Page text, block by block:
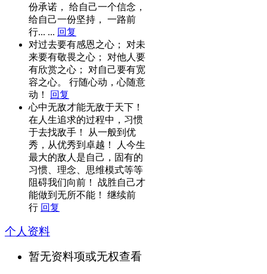
份承诺， 给自己一个信念，
给自己一份坚持， 一路前
行... ... 回复
对过去要有感恩之心； 对未
来要有敬畏之心； 对他人要
有欣赏之心； 对自己要有宽
容之心。 行随心动，心随意
动！
回复
心中无敌才能无敌于天下！
在人生追求的过程中，习惯
于去找敌手！ 从一般到优
秀，从优秀到卓越！ 人今生
最大的敌人是自己，固有的
习惯、理念、思维模式等等
阻碍我们向前！ 战胜自己才
能做到无所不能！ 继续前
行 回复
个人资料
暂无资料项或无权查看